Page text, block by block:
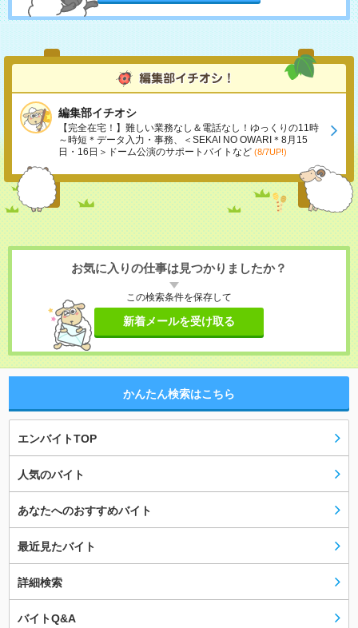
編集部イチオシ
【完全在宅！】難しい業務なし＆電話なし！ゆっくりの11時
～時短＊データ入力・事務、＜SEKAI NO OWARI＊8月15
日・16日＞ドーム公演のサポートバイトなど (8/7UP!)
お気に入りの仕事は見つかりましたか？
この検索条件を保存して
新着メールを受け取る
かんたん検索はこちら
エンバイトTOP
人気のバイト
あなたへのおすすめバイト
最近見たバイト
詳細検索
バイトQ&A